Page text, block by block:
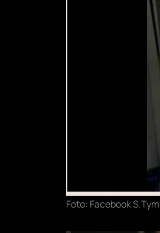
Foto: Facebook